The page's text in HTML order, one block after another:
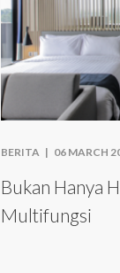
BERITA | 06 MARCH
Bukan Hanya
Multifungsi